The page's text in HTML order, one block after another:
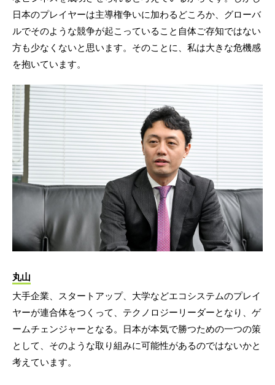
日本のプレイヤーは主導権争いに加わるどころか、グローバ
ルでそのような競争が起こっていること自体ご存知ではない
方も少なくないと思います。そのことに、私は大きな危機感
を抱いています。
丸山
大手企業、スタートアップ、大学などエコシステムのプレイ
ヤーが連合体をつくって、テクノロジーリーダーとなり、ゲ
ームチェンジャーとなる。日本が本気で勝つための一つの策
として、そのような取り組みに可能性があるのではないかと
考えています。